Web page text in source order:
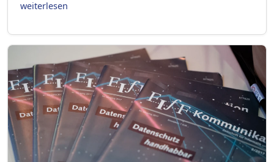
weiterlesen